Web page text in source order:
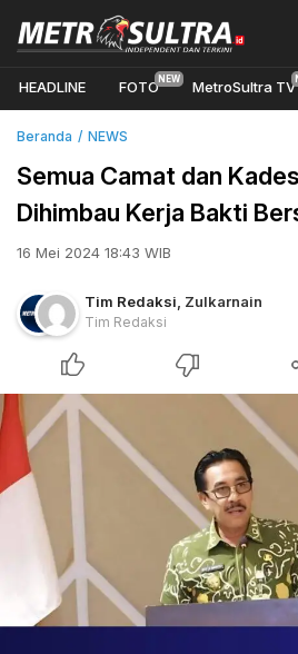
HEADLINE FOTO MetroSultra TV
Beranda NEWS
Semua Camat dan
Dihimbau Kerja Bakti
16 Mei 2024 18:43 WIB
Tim Redaksi Zulkarnain
Tim Redaksi